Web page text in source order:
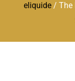
eliquide/ The